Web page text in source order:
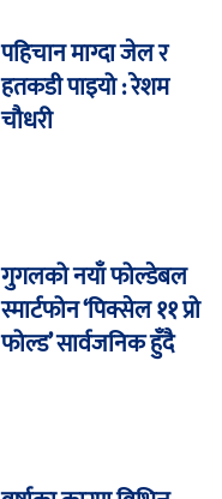
पहिचान माग्दा जेल र
हतकडी पाइयो : रेशम
चौधरी
गुगलको नयाँ फोल्डेबल
स्मार्टफोन ‘पिक्सेल ११ प्रो
फोल्ड’ सार्वजनिक हुँदै